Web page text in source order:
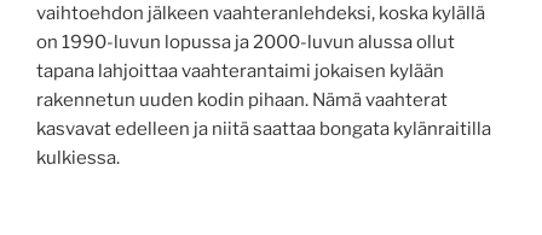
vaihtoehdon jälkeen vaahteranlehdeksi, koska kylällä
on 1990-luvun lopussa ja 2000-luvun alussa ollut
tapana lahjoittaa vaahterantaimi jokaisen kylään
rakennetun uuden kodin pihaan. Nämä vaahterat
kasvavat edelleen ja niitä saattaa bongata kylänraitilla
kulkiessa.